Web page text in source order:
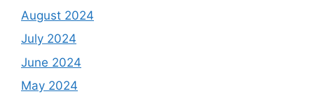
August 2024
July 2024
June 2024
May 2024